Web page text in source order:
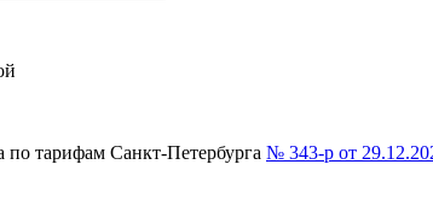
по тарифам Санкт-Петербурга № 343-р от